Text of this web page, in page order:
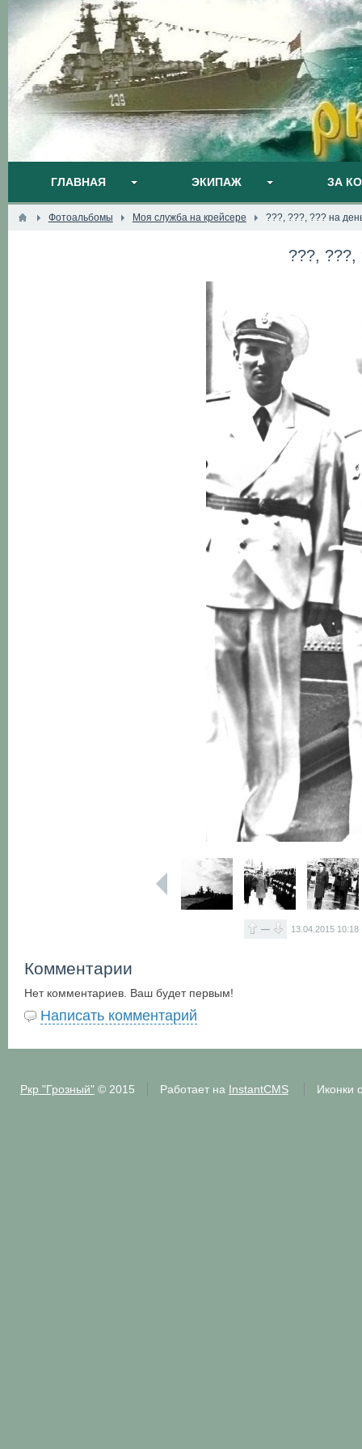
ГЛАВНАЯ ЭКИПАЖ ЗА
Фотоальбомы Моя служба на крейсере ???, ???, ??? на
???,
— 13.04.2015 10:18
Комментарии
Нет комментариев. Ваш будет первым!
Написать комментарий
Ркр "Грозный"© 2015 Работает на InstantCMS Иконки